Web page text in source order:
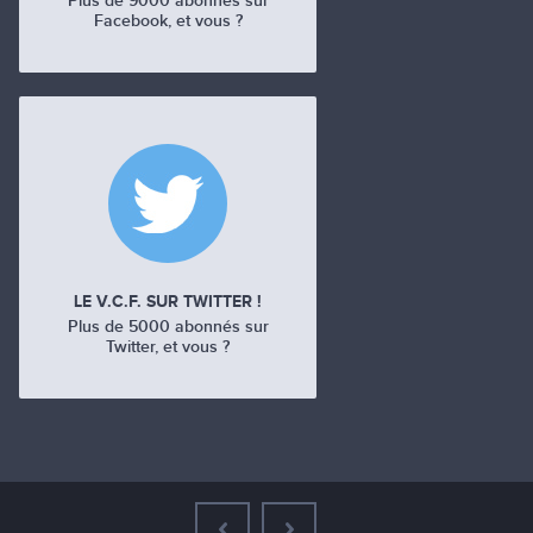
Facebook, et vous ?
LE V.C.F. SUR TWITTER !
Plus de 5000 abonnés sur
Twitter, et vous ?